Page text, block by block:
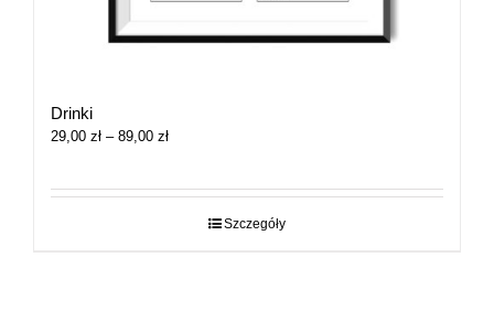
Drinki
29,00 zł – 89,00 złZakres
29,00 zł
Szczegóły